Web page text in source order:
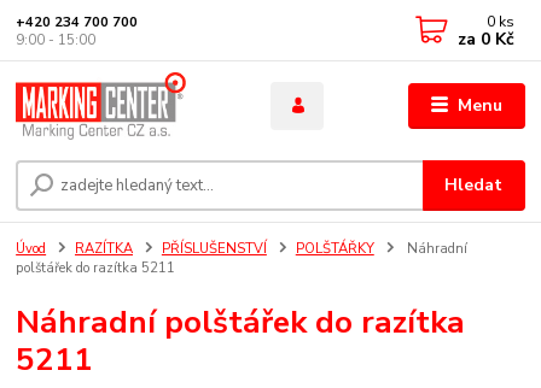
Menu
Hledat
+420 234 700 700
9:00 - 15:00
0 ks
za 0 Kč
Úvod RAZÍTKA PŘÍSLUŠENSTVÍ POLŠTÁŘKY
Náhradní
polštářek do razítka 5211
Náhradní polštářek do razítka
5211